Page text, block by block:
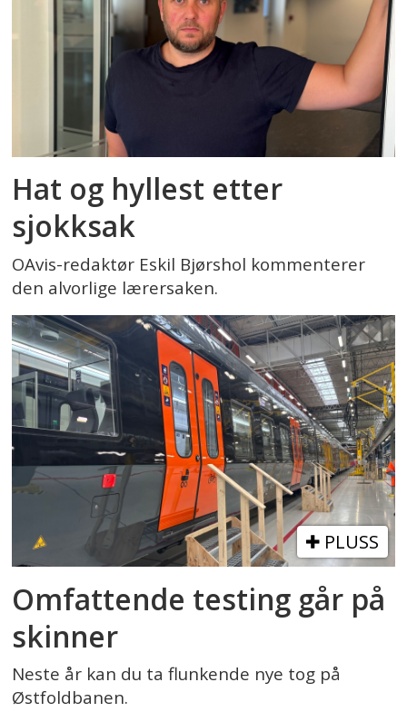
Hat og hyllest etter
sjokksak
OAvis-redaktør Eskil Bjørshol kommenterer
den alvorlige lærersaken.
PLUSS
Omfattende testing går på
skinner
Neste år kan du ta flunkende nye tog på
Østfoldbanen.